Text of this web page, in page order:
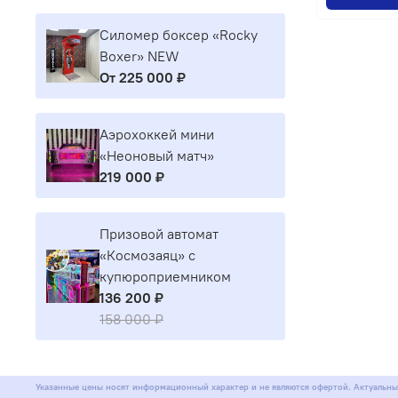
Силомер боксер «Rocky
Boxer» NEW
От 225 000 ₽
Аэрохоккей мини
«Неоновый матч»
219 000 ₽
Призовой автомат
«Космозаяц» с
купюроприемником
136 200 ₽
158 000 ₽
Указанные цены носят информационный характер и не являются офертой.